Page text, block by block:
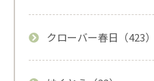
クローバー春日（423）